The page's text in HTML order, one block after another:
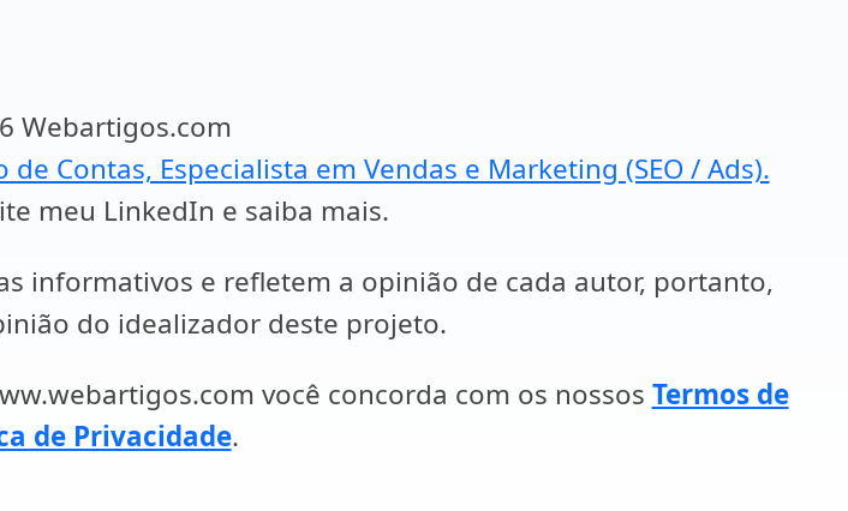
Webartigos.com
Contas, Especialista em Vendas e Marketing (SEO / Ads).
meu LinkedIn e saiba mais.
informativos e refletem a opinião de cada autor, portanto,
do idealizador deste projeto.
você concorda com os nossos Termos de
de Privacidade.